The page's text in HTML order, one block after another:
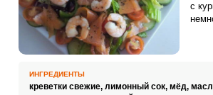
с
ИНГРЕДИЕНТЫ
креветки свежие, лимонный сок, мёд,